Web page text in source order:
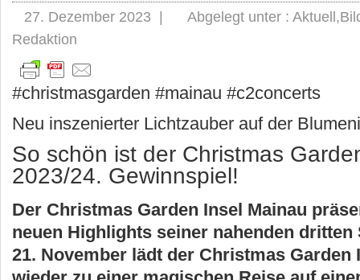
27. Dezember 2023 | Abgelegt unter : Aktuell ,
Redaktion
#christmasgarden #mainau #c2concerts
Neu inszenierter Lichtzauber auf der
So schön ist der Christmas
2023/24. Gewinnspiel!
Der Christmas Garden Insel Mainau
neuen Highlights seiner nahenden dritten
21. November lädt der Christmas Garden